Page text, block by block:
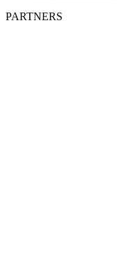
PARTNERS